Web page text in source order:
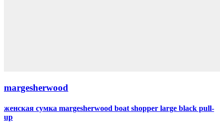
margesherwood
женская сумка margesherwood boat shopper large black pull-
up